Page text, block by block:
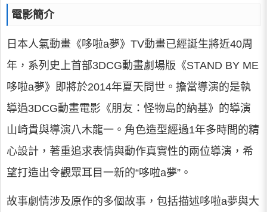
電影簡介
日本人氣動畫《哆啦a夢》TV動畫已經誕生將近40周
年，系列史上首部3DCG動畫劇場版《STAND BY ME
哆啦a夢》即將於2014年夏天問世。擔當導演的是執
導過3DCG動畫電影《朋友：怪物島的納基》的導演
山崎貴與導演八木龍一。角色造型經過1年多時間的精
心設計，著重追求表情與動作真實性的兩位導演，希
望打造出令觀眾耳目一新的“哆啦a夢”。
故事劇情涉及原作的多個故事，包括描述哆啦a夢與大